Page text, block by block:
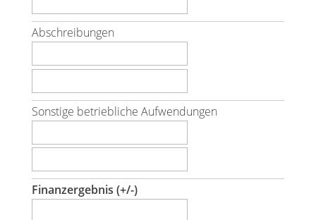
Abschreibungen
Sonstige betriebliche Aufwendungen
Finanzergebnis (+/-)